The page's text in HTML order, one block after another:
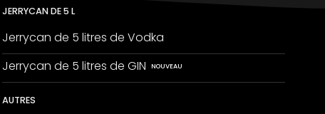
JERRYCAN DE 5 L
Jerrycan de 5 litres de Vodka
Jerrycan de 5 litres de GIN
AUTRES